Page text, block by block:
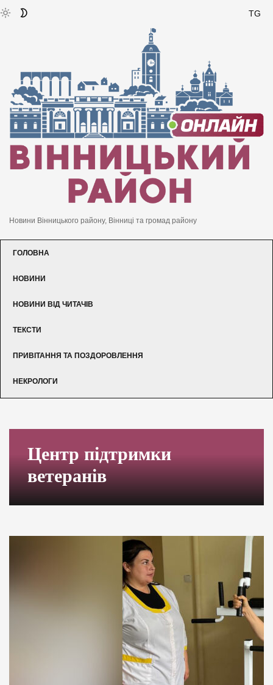
TG
Новини Вінницького району, Вінниці та громад району
ГОЛОВНА
НОВИНИ
НОВИНИ ВІД ЧИТАЧІВ
ТЕКСТИ
ПРИВІТАННЯ ТА ПОЗДОРОВЛЕННЯ
НЕКРОЛОГИ
Центр підтримки
ветеранів